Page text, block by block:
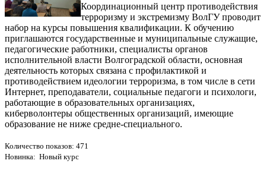
Координационный центр противодействия
терроризму и экстремизму ВолГУ проводит
набор на курсы повышения квалификации. К обучению
приглашаются государственные и муниципальные служащие,
педагогические работники, специалисты органов
исполнительной власти Волгоградской области, основная
деятельность которых связана с профилактикой и
противодействием идеологии терроризма, в том числе в сети
Интернет, преподаватели, социальные педагоги и психологи,
работающие в образовательных организациях,
киберволонтеры общественных организаций, имеющие
образование не ниже средне-специального.
Количество показов: 471
Новинка: Новый курс